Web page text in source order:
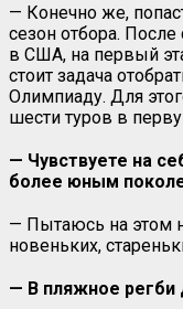
— Конечно же,
сезон отбора.
в США, на первый
стоит задача
Олимпиаду. Для
шести туров в
— Чувствуете на
более юным
— Пытаюсь на этом
новеньких,
— В пляжное регби